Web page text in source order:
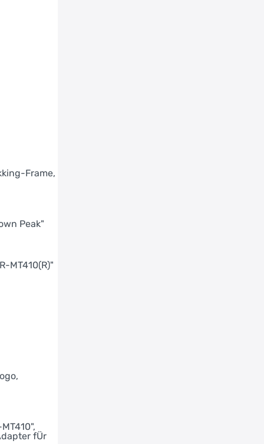
Pedalen: MARWI "SP-828" Victoria Logo,
Remschijf voorwiel: SHIMANO "SM-RT30", 203
Schutzblech H.R.: CURANA "Orbit", 65 mm,
Stuur: SATORI "WIEN", 31,8mm, 680mm, Rise 20°,
27 Zähne
Velgen: RODI "BlackRock 25" 27,5", 25-584, 36
Frame,
Peak"
MT410(R)"
fÜr